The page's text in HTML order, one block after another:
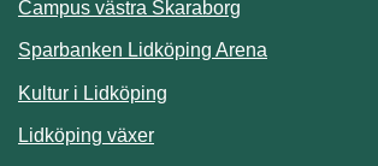
Campus västra Skaraborg
Sparbanken Lidköping Arena
Kultur i Lidköping
Lidköping växer